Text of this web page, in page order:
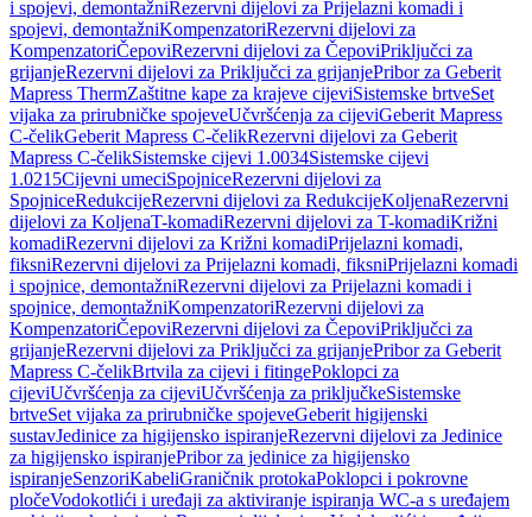
i spojevi, demontažniRezervni dijelovi za Prijelazni komadi i
spojevi, demontažniKompenzatoriRezervni dijelovi za
KompenzatoriČepoviRezervni dijelovi za ČepoviPriključci za
grijanjeRezervni dijelovi za Priključci za grijanjePribor za Geberit
Mapress ThermZaštitne kape za krajeve cijeviSistemske brtveSet
vijaka za prirubničke spojeveUčvršćenja za cijeviGeberit Mapress
C-čelikGeberit Mapress C-čelikRezervni dijelovi za Geberit
Mapress C-čelikSistemske cijevi 1.0034Sistemske cijevi
1.0215Cijevni umeciSpojniceRezervni dijelovi za
SpojniceRedukcijeRezervni dijelovi za RedukcijeKoljenaRezervni
dijelovi za KoljenaT-komadiRezervni dijelovi za T-komadiKrižni
komadiRezervni dijelovi za Križni komadiPrijelazni komadi,
fiksniRezervni dijelovi za Prijelazni komadi, fiksniPrijelazni komadi
i spojnice, demontažniRezervni dijelovi za Prijelazni komadi i
spojnice, demontažniKompenzatoriRezervni dijelovi za
KompenzatoriČepoviRezervni dijelovi za ČepoviPriključci za
grijanjeRezervni dijelovi za Priključci za grijanjePribor za Geberit
Mapress C-čelikBrtvila za cijevi i fitingePoklopci za
cijeviUčvršćenja za cijeviUčvršćenja za priključkeSistemske
brtveSet vijaka za prirubničke spojeveGeberit higijenski
sustavJedinice za higijensko ispiranjeRezervni dijelovi za Jedinice
za higijensko ispiranjePribor za jedinice za higijensko
ispiranjeSenzoriKabeliGraničnik protokaPoklopci i pokrovne
pločeVodokotlići i uređaji za aktiviranje ispiranja WC-a s uređajem